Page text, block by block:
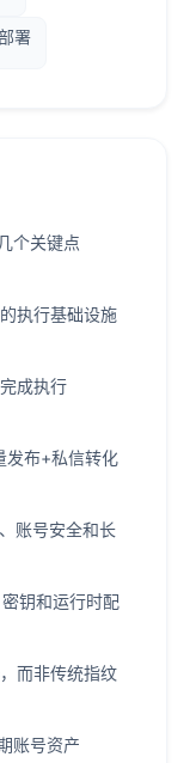
署
个关键点
执行基础设施
成执行
发布+私信转化
账号安全和长
钥和运行时配
而非传统指纹
账号资产